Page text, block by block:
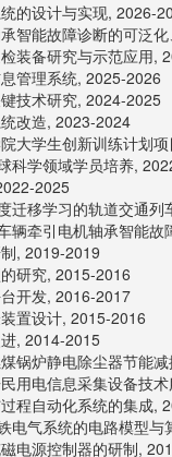
的设计与实现, 2026-
智能故障诊断的可泛
装备研究与示范应用,
管理系统, 2025-2026
技术研究, 2024-2025
改造, 2023-2024
大学生创新训练计划
科学领域学员培养,
2025
迁移学习的轨道交通
辆牵引电机轴承智能
, 2019-2019
研究, 2015-2016
开发, 2016-2017
置设计, 2015-2016
, 2014-2015
锅炉静电除尘器节能
用电信息采集设备技
程自动化系统的集成,
电气系统的电路模型
电源控制器的研制,